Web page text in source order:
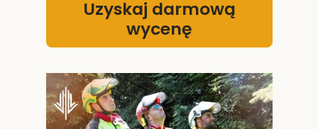
Uzyskaj darmową
wycenę